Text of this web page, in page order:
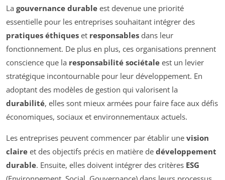
La gouvernance durable est devenue une priorité
essentielle pour les entreprises souhaitant intégrer des
pratiques éthiques et responsables dans leur
fonctionnement. De plus en plus, ces organisations prennent
conscience que la responsabilité sociétale est un levier
stratégique incontournable pour leur développement. En
adoptant des modèles de gestion qui valorisent la
durabilité, elles sont mieux armées pour faire face aux défis
économiques, sociaux et environnementaux actuels.
Les entreprises peuvent commencer par établir une vision
claire et des objectifs précis en matière de développement
durable. Ensuite, elles doivent intégrer des critères ESG